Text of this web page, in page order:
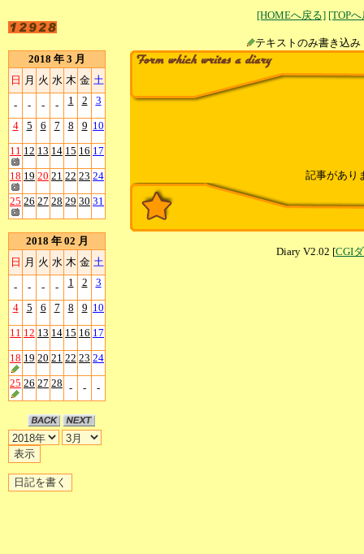
[HOMEへ戻る] [TOP
テキストのみ書
2018 年 3 月
日 月 火 水 木 金 土
- - - - 1 2 3
4 5 6 7 8 9 10
11 12 13 14 15 16 17
18 19 20 21 22 23 24
25 26 27 28 29 30 31
2018 年 02 月
日 月 火 水 木 金 土
- - - - 1 2 3
4 5 6 7 8 9 10
11 12 13 14 15 16 17
18 19 20 21 22 23 24
25 26 27 28 - - -
記事があり
Diary V2.02 [CGI